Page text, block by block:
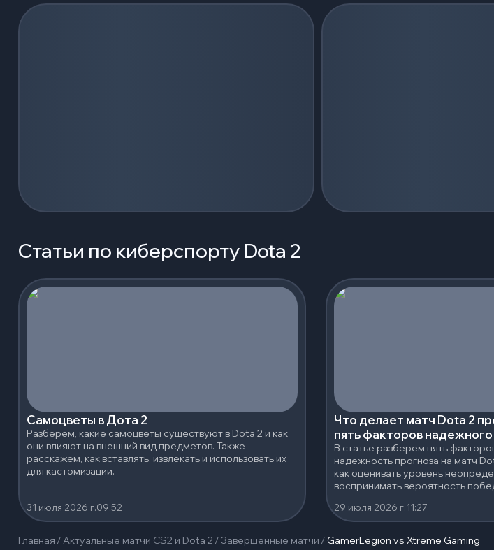
Загрузка событий...
Статьи по киберспорту Dota 2
Самоцветы в Дота 2
Разберем, какие самоцветы существуют в Dota 2 и как
они влияют на внешний вид предметов. Также
расскажем, как вставлять, извлекать и использовать их
для кастомизации.
31 июля 2026 г.09:52
Что делает матч Dota 2
пять факторов надежного
В статье разберем пять
надежность прогноза на матч
как оценивать уровень
воспринимать вероятность
29 июля 2026 г.11:27
Главная /Актуальные матчи CS2 и Dota 2 /Завершенные матчи / GamerLegion vs Xtreme Gaming